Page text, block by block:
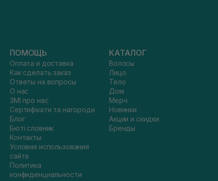
ПОМОЩЬ
Оплата и доставка
Как сделать заказ
Ответы на вопросы
О нас
ЗМІ про нас
Сертифікати та нагороди
Блог
Бюті словник
Контакты
Условия использования
сайта
Политика
конфиденциальности
КАТАЛОГ
Волосы
Лицо
Тело
Дом
Мерч
Новинки
Акции и скидки
Бренды